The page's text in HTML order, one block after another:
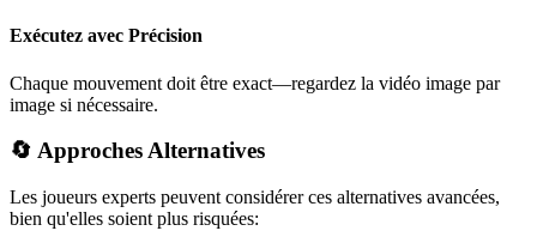
Exécutez avec Précision
Chaque mouvement doit être exact—regardez la vidéo image par
image si nécessaire.
🔄 Approches Alternatives
Les joueurs experts peuvent considérer ces alternatives avancées,
bien qu'elles soient plus risquées: